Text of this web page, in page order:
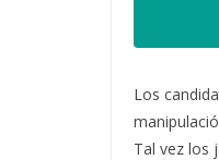
Los
Tal vez los